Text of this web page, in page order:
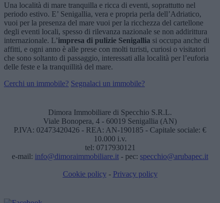
Una località di mare tranquilla e ricca di eventi, soprattutto nel
periodo estivo. E’ Senigallia, vera e propria perla dell’Adriatico,
vuoi per la presenza del mare vuoi per la ricchezza del cartellone
degli eventi locali, spesso di rilevanza nazionale se non addirittura
internazionale. L’impresa di pulizie Senigallia si occupa anche di
affitti, e ogni anno è alle prese con molti turisti, curiosi o visitatori
che sono soltanto di passaggio, interessati alla località per l’euforia
delle feste e la tranquillità del mare.
Cerchi un immobile? Segnalaci un immobile?
Dimora Immobiliare di Specchio S.R.L.
Viale Bonopera, 4 - 60019 Senigallia (AN)
P.IVA: 02473420426 - REA: AN-190185 - Capitale sociale: €
10.000 i.v.
tel: 0717930121
e-mail: info@dimoraimmobiliare.it - pec: specchio@arubapec.it
Cookie policy- Privacy policy